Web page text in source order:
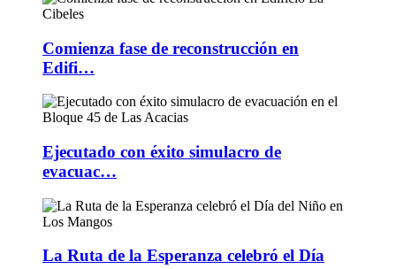
Comienza fase de reconstrucción en
Edifi…
Ejecutado con éxito simulacro de
evacuac…
La Ruta de la Esperanza celebró el Día